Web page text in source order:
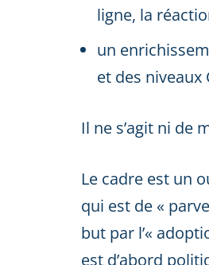
ligne, la
un
et des niveaux
Il ne s’agit ni de
Le cadre est un
qui est de «
but par l’«
est d’abord